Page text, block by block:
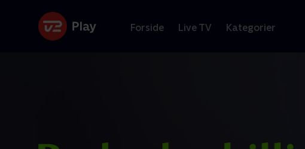
Forside Live TV Kategorier